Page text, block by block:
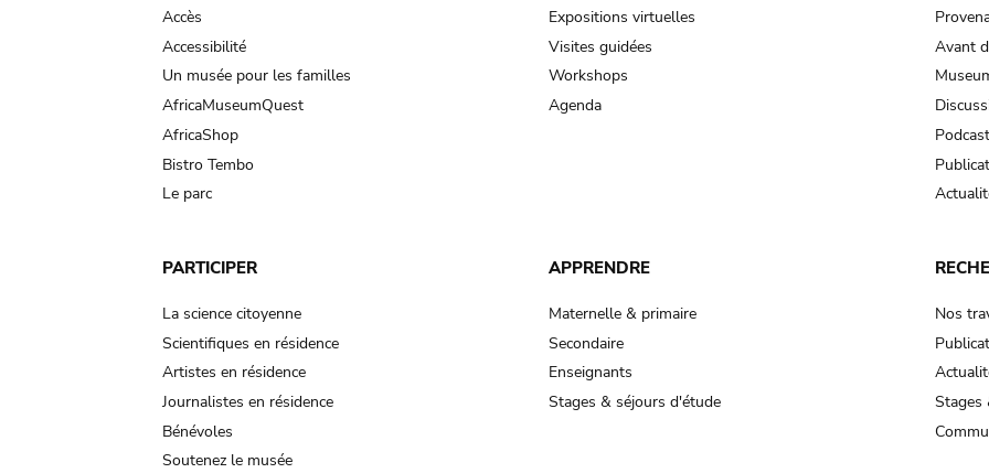
Accès
Accessibilité
Un musée pour les familles
AfricaMuseumQuest
AfricaShop
Bistro Tembo
Le parc
Expositions virtuelles
Visites guidées
Workshops
Agenda
Avant
PARTICIPER
La science citoyenne
Scientifiques en résidence
Artistes en résidence
Journalistes en résidence
Bénévoles
Soutenez le musée
APPRENDRE
Maternelle & primaire
Secondaire
Enseignants
Stages & séjours d'étude
Nos
Stages